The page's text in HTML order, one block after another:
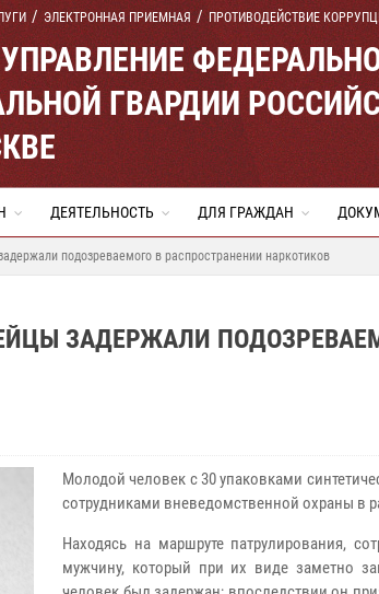
ЭЛЕКТРОННАЯ ПРИЕМНАЯ ПРОТИВОДЕЙСТВИЕ
ГВАРДИИ
ДЕЯТЕЛЬНОСТЬ ДЛЯ ГРАЖДАН
подозреваемого в распространении наркотиков
ЗАДЕРЖАЛИ
Молодой человек с 30 упаковками
сотрудниками вневедомственной охраны в
Находясь на маршруте патрулирования,
мужчину, который при их виде заметно